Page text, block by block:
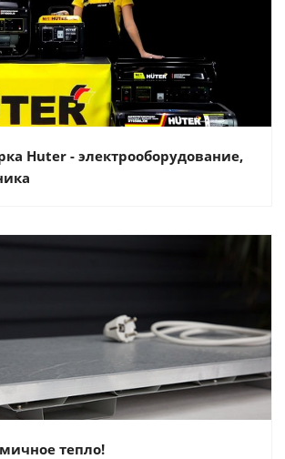
Huter - электрооборудование,
тепло!